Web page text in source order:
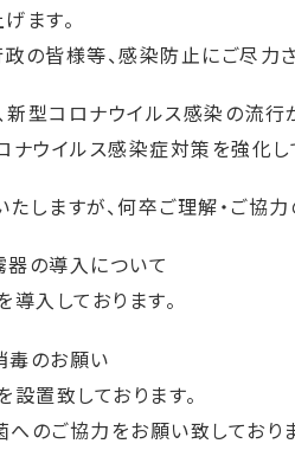
ます。
の皆様等、感染防止にご尽力
型コロナウイルス感染の流行
ナウイルス感染症対策を強化し
しますが、何卒ご理解・ご協力
の導入について
導入しております。
毒のお願い
設置致しております。
のご協力をお願い致しておりま